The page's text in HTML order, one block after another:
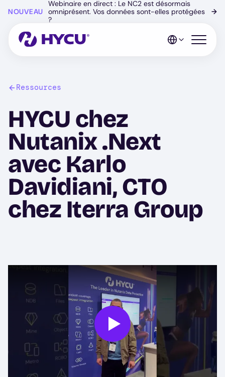
content
NOUVEAU
Webinaire en direct : Le NC2 est désormais
omniprésent. Vos données sont-elles protégées
?
→
Open
Ressources
HYCU chez
Nutanix .Next
avec Karlo
Davidiani, CTO
chez Iterra Group
Play